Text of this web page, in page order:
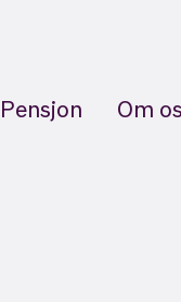
Pensjon Om